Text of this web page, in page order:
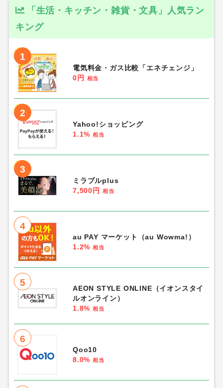
「生活・キッチン・雑貨・文具」人気ラン
キング
1
電気料金・ガス比較「エネチェンジ」
0円
相当
2
Yahoo!ショッピング
1.1% 相当
3
ミラブルplus
7,500円
相当
4
au PAY マーケット（au Wowma!）
1.2% 相当
5
AEON STYLE ONLINE（イオンスタイ
ルオンライン）
1.8% 相当
6
Qoo10
8.0% 相当